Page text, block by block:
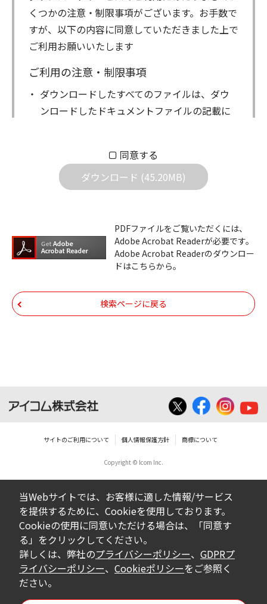
くつかの注意・制限事項がございます。お手数で
すが、以下の内容に同意していただきました上で
ご利用お願いいたします
ご利用の注意・制限事項
ダウンロードしたすべてのファイルは、ダウ
ンロードしたドキュメントファイルの記載に
社は一切の責任を負いません。また、ファイ
ルの内容などの変更は一切行わないでくださ
機器のコントロールコマンドの仕様書、およ
びその他すべてのダウンロードファイルにつ
いての著作権を含むすべての権利は、アイコ
帰属します。ダウンロードしたファイルは、
個人で使用される以外にはご使用できませ
せんのでご了承ください。
告なく改良及び変更される場合があります。
ダウンロードサービスに掲載していますBIOS/
ファームウェアデータにつきましては、パソ
コンの基本システムを制御する重要なデータ
ですから、データの書換中に誤操作や中断に
よって失敗した場合、パソコンが正常に動作
しなくなります。お客様がBIOS/ファームウェ
アデータの書換に失敗され、正常に動作しな
くなった場合、弊社営業所サービス係におき
まして、有償で修理をさせていただきます。
同意する
ダウンロード (45.20MB)
PDFファイルをご覧いただくには、
Adobe Acrobat Readerが必要です。
Adobe Acrobat Readerのダウンロー
ドはこちらから。
検索ページに戻る
サイトのご利用について 個人情報保護方針 商標について
Copyright © Icom Inc.
当Webサイトでは、お客様に適した情報/サービス
を提供するために、Cookieを使用しております。
Cookieの使用に同意いただける場合は、「同意す
る」をクリックしてください。
詳しくは、弊社のプライバシーポリシー、 GDPRプ
ライバシーポリシー、 Cookieポリシーをご参照く
ださい。